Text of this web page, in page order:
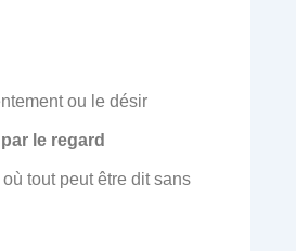
ou le désir
par le regard
tout peut être dit sans